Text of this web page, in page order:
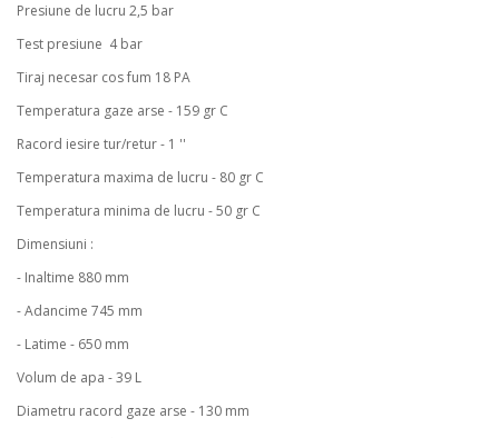
Presiune de lucru 2,5 bar
Test presiune 4 bar
Tiraj necesar cos fum 18 PA
Temperatura gaze arse - 159 gr C
Racord iesire tur/retur - 1 ''
Temperatura maxima de lucru - 80 gr C
Temperatura minima de lucru - 50 gr C
Dimensiuni :
- Inaltime 880 mm
- Adancime 745 mm
- Latime - 650 mm
Volum de apa - 39 L
Diametru racord gaze arse - 130 mm